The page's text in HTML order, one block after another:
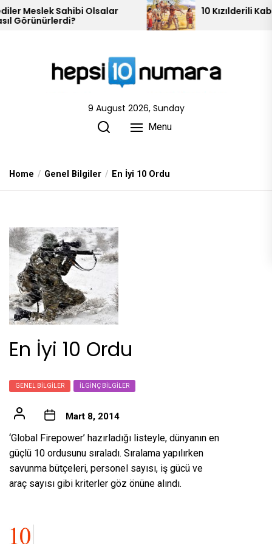
Skip
to
10 Kızılderili Kabilesi
9 August 2026, Sunday
Menu
Home Genel Bilgiler En İyi 10 Ordu
En İyi 10 Ordu
GENEL BILGILER İLGINÇ BILGILER
Mart 8, 2014
‘Global Firepower’ hazırladığı listeyle, dünyanın en
güçlü 10 ordusunu sıraladı. Sıralama yapılırken
savunma bütçeleri, personel sayısı, iş gücü ve
araç sayısı gibi kriterler göz önüne alındı.